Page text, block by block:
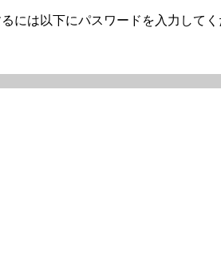
には以下にパスワードを入力してく